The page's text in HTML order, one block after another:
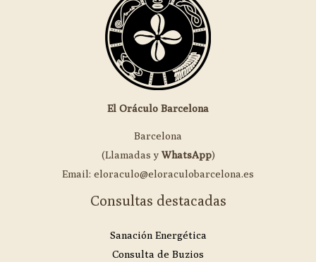
El Oráculo Barcelona
Barcelona
(Llamadas y WhatsApp)
Email: eloraculo@eloraculobarcelona.es
Consultas destacadas
Sanación Energética
Consulta de Buzios